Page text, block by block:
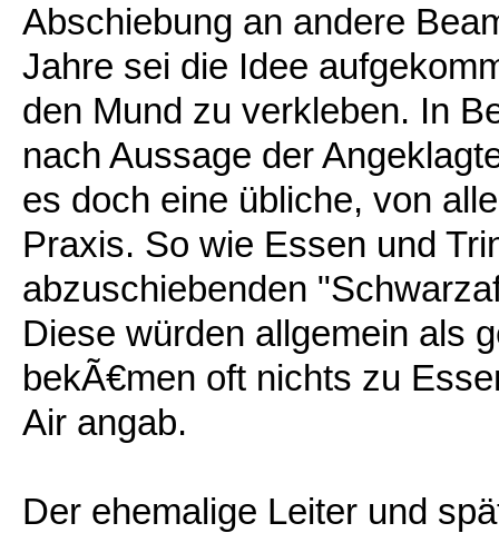
Abschiebung an andere
Jahre sei die Idee
den Mund zu verkleben. In
nach Aussage der
es doch eine übliche, von
Praxis. So wie Essen und
abzuschiebenden
Diese würden allgemein als
bekÃ€men oft nichts zu
Air angab.
Der ehemalige Leiter und